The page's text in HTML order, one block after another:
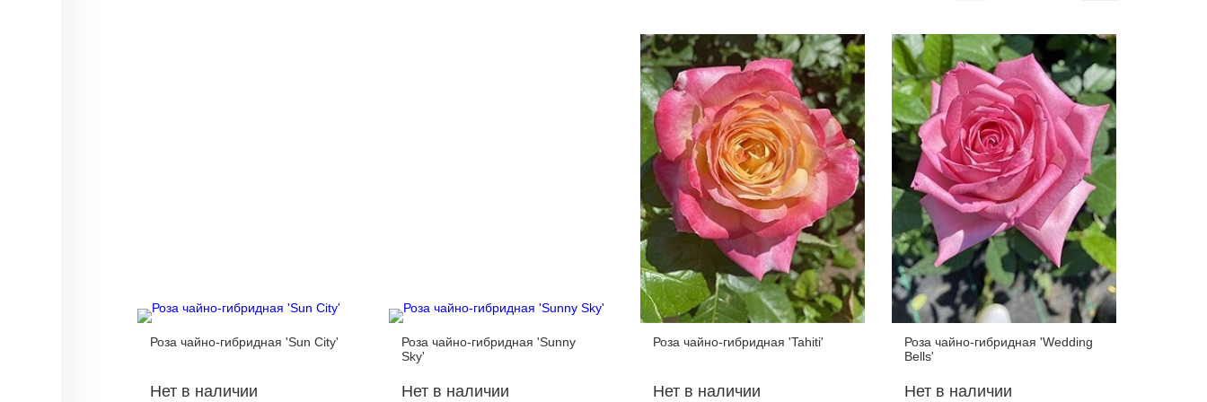
Роза чайно-гибридная 'Sun City'
Нет в наличии
Роза чайно-гибридная 'Sunny
Sky'
Нет в наличии
Роза чайно-гибридная 'Tahiti'
Нет в наличии
Роза чайно-гибридная 'Wedding
Bells'
Нет в наличии